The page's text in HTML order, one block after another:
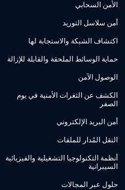
الأمن السحابي
أمن سلاسل التوريد
اكتشاف الشبكة والاستجابة لها
حماية الوسائط الملحقة والقابلة للإزالة
الوصول الآمن
الكشف عن الثغرات الأمنية في يوم
الصفر
أمن البريد الإلكتروني
النقل المُدار للملفات
أنظمة التكنولوجيا التشغيلية والفيزيائية
السيبرانية
حلول عبر المجالات